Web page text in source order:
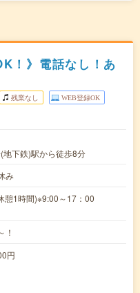
！》電話なし！あ
残業なし WEB登録OK
下鉄)駅から徒歩8分
み
1時間)※9:00～17：00
！
円